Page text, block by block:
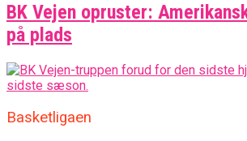
BK Vejen opruster:
på plads
Basketligaen